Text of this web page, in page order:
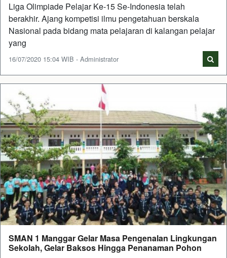
Liga Olimpiade Pelajar Ke-15 Se-Indonesia telah
berakhir. Ajang kompetisi ilmu pengetahuan berskala
Nasional pada bidang mata pelajaran di kalangan pelajar
yang
16/07/2020 15:04 WIB - Administrator
SMAN 1 Manggar Gelar Masa Pengenalan Lingkungan
Sekolah, Gelar Baksos Hingga Penanaman Pohon